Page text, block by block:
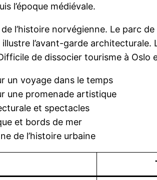
l’époque médiévale.
l’histoire norvégienne. Le parc
illustre l’avant-garde
de dissocier tourisme à
un voyage dans le temps
une promenade artistique
et spectacles
et bords de mer
de l’histoire urbaine